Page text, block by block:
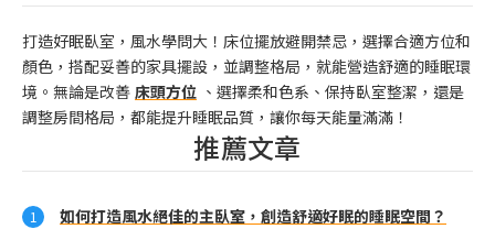
打造好眠臥室，風水學問大！床位擺放避開禁忌，選擇合適方位和
顏色，搭配妥善的家具擺設，並調整格局，就能營造舒適的睡眠環
境。無論是改善 床頭方位 、選擇柔和色系、保持臥室整潔，還是
調整房間格局，都能提升睡眠品質，讓你每天能量滿滿！
推薦文章
如何打造風水絕佳的主臥室，創造舒適好眠的睡眠空間？